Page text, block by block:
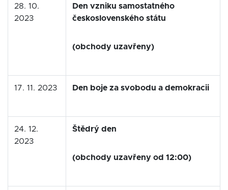
28. 10.
2023
Den vzniku samostatného
československého státu
(obchody uzavřeny)
17. 11. 2023 Den boje za svobodu a demokracii
24. 12.
2023
Štědrý den
(obchody uzavřeny od 12:00)